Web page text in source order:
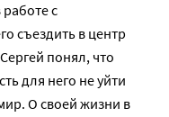
с
съездить в центр
понял, что
для него не уйти
О своей жизни в